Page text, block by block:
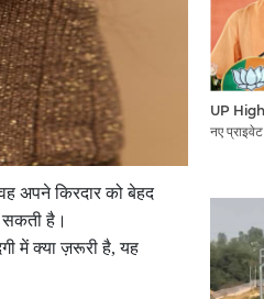
अपने किरदार को बेहद
सकती है।
में क्या ज़रूरी है, यह
UP
नए